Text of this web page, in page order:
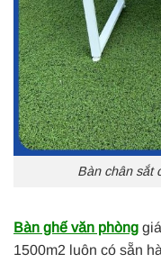
Bàn chân sắt
Bàn ghế văn phòng
1500m2 luôn có sẵn